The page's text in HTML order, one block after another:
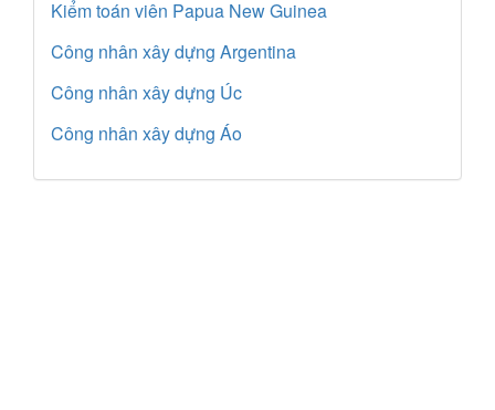
Kiểm toán viên Papua New Guinea
Công nhân xây dựng Argentina
Công nhân xây dựng Úc
Công nhân xây dựng Áo